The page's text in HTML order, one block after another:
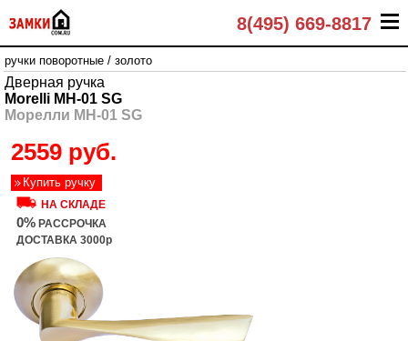
8(495) 669-8817
ручки поворотные / золото
Дверная ручка
Morelli MH-01 SG
Морелли MH-01 SG
2559 руб.
Купить ручку
НА СКЛАДЕ
0% РАССРОЧКА
ДОСТАВКА 3000р